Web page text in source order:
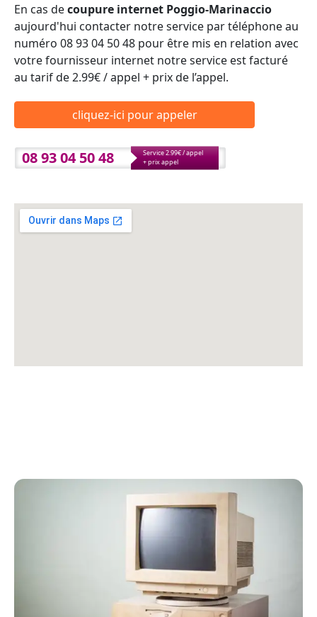
En cas decoupure internet Poggio-Marinaccio
aujourd'hui contacter notre service par téléphone au
numéro 08 93 04 50 48 pour être mis en relation avec
votre fournisseur internet notre service est facturé
au tarif de 2.99€ / appel + prix de l’appel.
cliquez-ici pour appeler
08 93 04 50 48
Service 2.99€ / appel
+ prix appel